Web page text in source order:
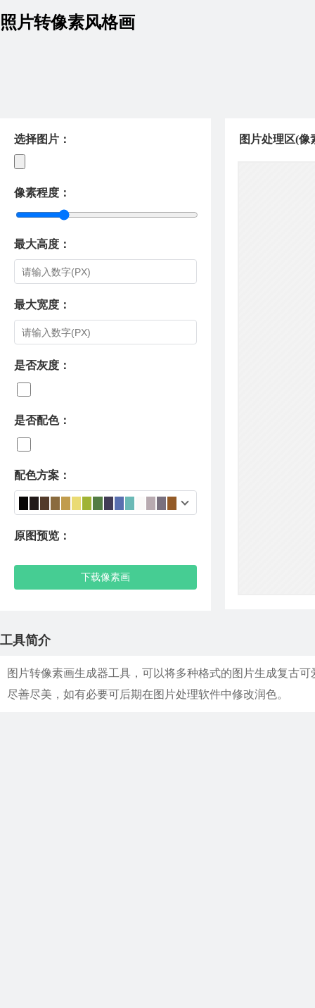
照片转像素风格画
选择图片：
像素程度：
最大高度：
最大宽度：
是否灰度：
是否配色：
配色方案：
原图预览：
下载像素画
图片处理区(像
工具简介
图片转像素画生成器工具，可以将多种格式的图片生成复古
尽善尽美，如有必要可后期在图片处理软件中修改润色。